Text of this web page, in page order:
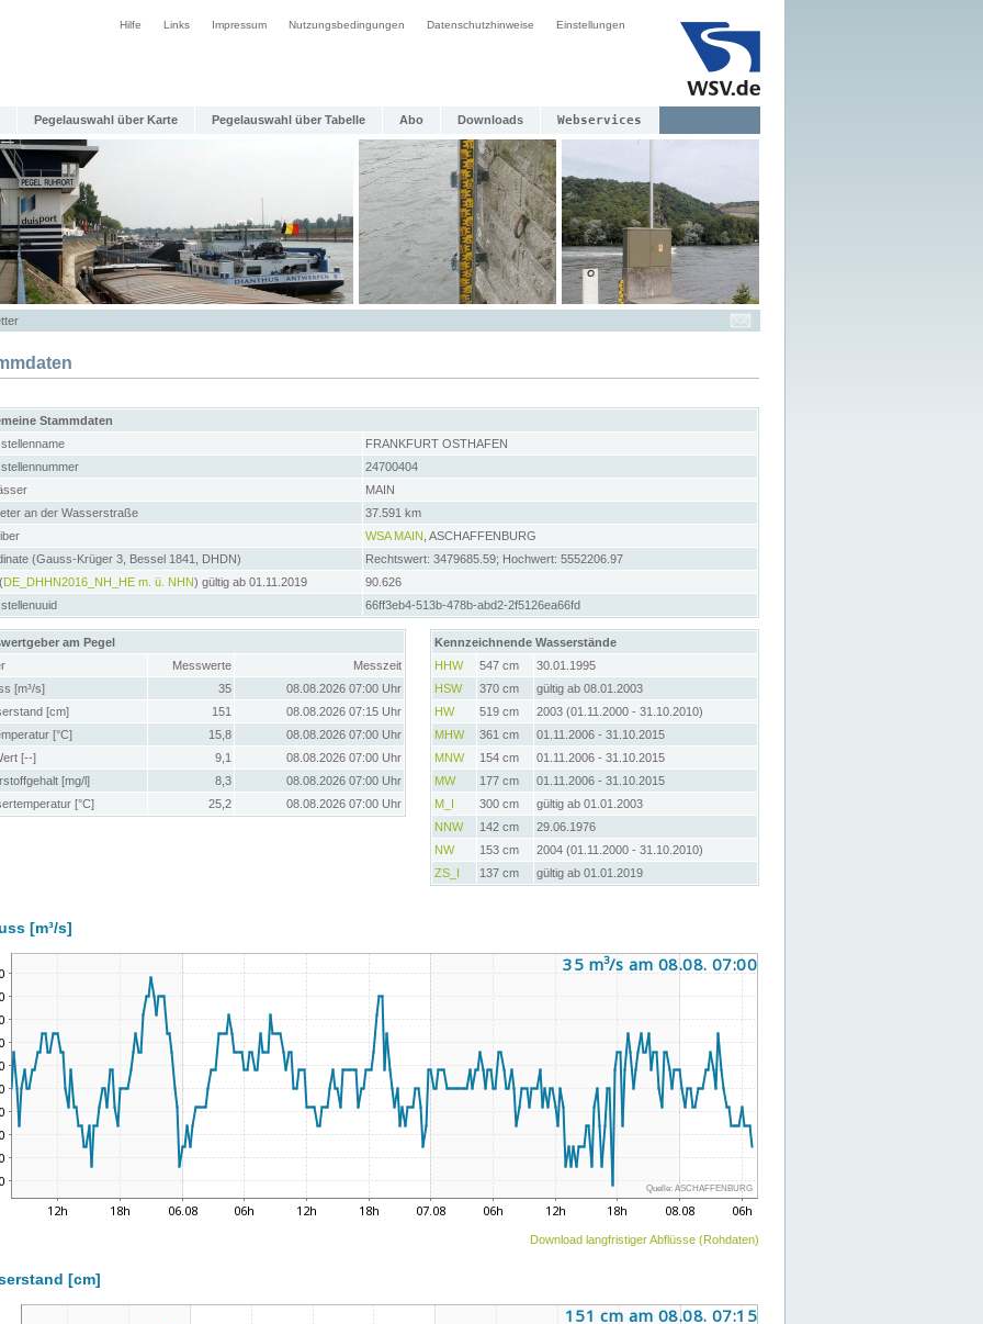
Hilfe Links Impressum Nutzungsbedingungen Datenschutzhinweise Einstellungen
Pegelauswahl über Karte Pegelauswahl über Tabelle Abo Downloads Webservices
Stammdaten
FRANKFURT OSTHAFEN
24700404
MAIN
an der Wasserstraße
37.591 km
WSA MAIN , ASCHAFFENBURG
(Gauss-Krüger 3, Bessel 1841, DHDN)
Rechtswert: 3479685.59; Hochwert: 5552206.97
DE_DHHN2016_NH_HE m. ü. NHN) gültig ab 01.11.2019
90.626
66ff3eb4-513b-478b-abd2-2f5126ea66fd
am Pegel
Messwerte
Messzeit
[m³/s]
35
08.08.2026 07:00 Uhr
[cm]
151
08.08.2026 07:15 Uhr
[°C]
15,8
08.08.2026 07:00 Uhr
[--]
9,1
08.08.2026 07:00 Uhr
[mg/l]
8,3
08.08.2026 07:00 Uhr
[°C]
25,2 08.08.2026 07:00 Uhr
Kennzeichnende Wasserstände
HHW
547 cm
30.01.1995
HSW
370 cm
gültig ab 08.01.2003
HW
519 cm
2003 (01.11.2000 - 31.10.2010)
MHW
361 cm
01.11.2006 - 31.10.2015
MNW
154 cm
01.11.2006 - 31.10.2015
MW
177 cm
01.11.2006 - 31.10.2015
M_I
300 cm
gültig ab 01.01.2003
NNW
142 cm
29.06.1976
NW
153 cm
2004 (01.11.2000 - 31.10.2010)
ZS_I
137 cm gültig ab 01.01.2019
[m³/s]
Download langfristiger Abflüsse (Rohdaten)
[cm]